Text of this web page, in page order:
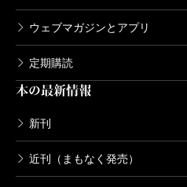
ウェブマガジンとアプリ
定期購読
本の最新情報
新刊
近刊（まもなく発売）